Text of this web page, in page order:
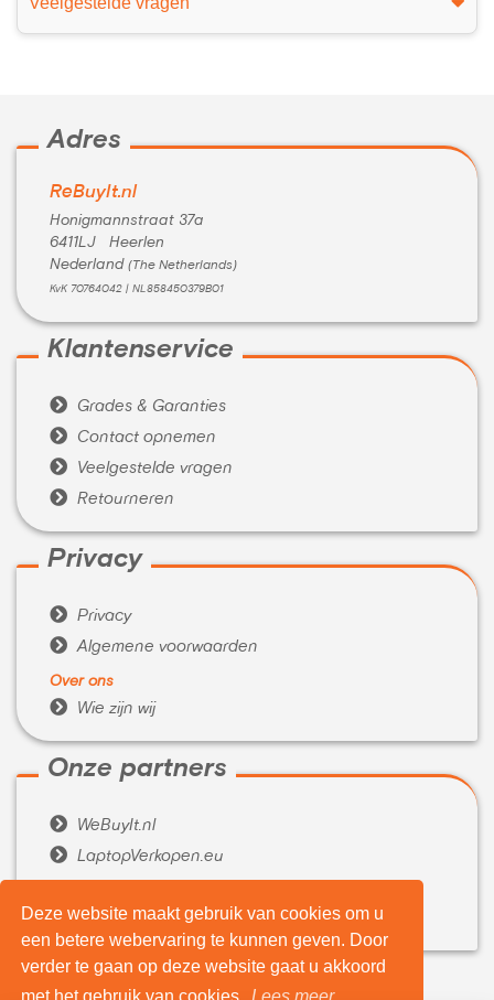
Deze website maakt gebruik van cookies om u
een betere webervaring te kunnen geven. Door
verder te gaan op deze website gaat u akkoord
Adres
ReBuyIt.nl
Honigmannstraat 37a
6411LJ Heerlen
Nederland (The Netherlands)
KvK 70764042 | NL858450379B01
Klantenservice
 Grades & Garanties
 Contact opnemen
 Veelgestelde vragen
 Retourneren
Privacy
 Privacy
 Algemene voorwaarden
Over ons
 Wie zijn wij
Onze partners
 WeBuyIt.nl
 LaptopVerkopen.eu
